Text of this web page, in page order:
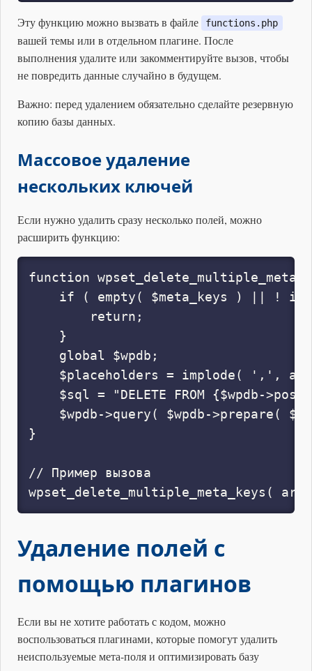
Эту функцию можно вызвать в файле functions.php
вашей темы или в отдельном плагине. После
выполнения удалите или закомментируйте вызов, чтобы
не повредить данные случайно в будущем.
Важно: перед удалением обязательно сделайте резервную
копию базы данных.
Массовое удаление
нескольких ключей
Если нужно удалить сразу несколько полей, можно
расширить функцию:
function
if ( empty( $meta_keys ) || !
        return;
    }
    global $wpdb;
$placeholders = implode( ',',
$sql = "DELETE FROM {$wpdb-
$wpdb->query( $wpdb->prepare(
}
// Пример вызова
Удаление полей с
помощью плагинов
Если вы не хотите работать с кодом, можно
воспользоваться плагинами, которые помогут удалить
неиспользуемые мета-поля и оптимизировать базу